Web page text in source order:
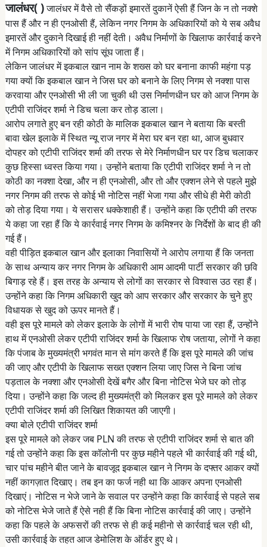
जालंधर( )जालंधर में वैसे तो सैंकड़ों इमारतें दुकानें ऐसी हैं जिन के न तो नक्शे
पास हैं और न ही एनओसी हैं, लेकिन नगर निगम के अधिकारियों को ये सब अवैध
इमारतें और दुकाने दिखाई ही नहीं देती। अवैध निर्माणों के खिलाफ कार्रवाई करने
में निगम अधिकारियों को सांप सूंघ जाता हैं।
लेकिन जालंधर में इकबाल खान नाम के शख्स को घर बनाना काफी महंगा पड़
गया क्यों कि इकबाल खान ने जिस घर को बनाने के लिए निगम से नक्शा पास
करवाया और एनओसी भी ली जा चुकी थी उस निर्माणधीन घर को आज निगम के
एटीपी राजिंदर शर्मा ने डिच चला कर तोड़ डाला।
आरोप लगाते हुए बन रही कोठी के मालिक इकबाल खान ने बताया कि बस्ती
बावा खेल इलाके में स्थित न्यू राज नगर में मेरा घर बन रहा था, आज बुधवार
दोपहर को एटीपी राजिंदर शर्मा की तरफ से मेरे निर्माणधीन घर पर डिच चलाकर
कुछ हिस्सा ध्वस्त किया गया। उन्होंने बताया कि एटीपी राजिंदर शर्मा ने न तो
कोठी का नक्शा देखा, और न ही एनओसी, और तो और एक्शन लेने से पहले मुझे
नगर निगम की तरफ से कोई भी नोटिस नहीं भेजा गया और सीधे ही मेरी कोठी
को तोड़ दिया गया। ये सरासर धक्केशाही हैं। उन्होंने कहा कि एटीपी की तरफ
ये कहा जा रहा हैं कि ये कार्रवाई नगर निगम के कमिश्नर के निर्देशों के बाद ही की
गई हैं।
वही पीड़ित इकबाल खान और इलाका निवासियों ने आरोप लगाया हैं कि जनता
के साथ अन्याय कर नगर निगम के अधिकारी आम आदमी पार्टी सरकार की छवि
बिगाड़ रहे हैं। इस तरह के अन्याय से लोगों का सरकार से विश्वास उठ रहा हैं।
उन्होंने कहा कि निगम अधिकारी खुद को आप सरकार और सरकार के चुने हुए
विधायक से खुद को ऊपर मानते हैं।
वही इस पूरे मामले को लेकर इलाके के लोगों में भारी रोष पाया जा रहा हैं, उन्होंने
हाथ में एनओसी लेकर एटीपी राजिंदर शर्मा के खिलाफ रोष जताया, लोगों ने कहा
कि पंजाब के मुख्यमंत्री भगवंत मान से मांग करते हैं कि इस पूरे मामले की जांच
की जाए और एटीपी के खिलाफ सख्त एक्शन लिया जाए जिस ने बिना जांच
पड़ताल के नक्शा और एनओसी देखें बगैर और बिना नोटिस भेजे घर को तोड़
दिया। उन्होंने कहा कि जल्द ही मुख्यमंत्री को मिलकर इस पूरे मामले को लेकर
एटीपी राजिंदर शर्मा की लिखित शिकायत की जाएगी।
क्या बोले एटीपी राजिंदर शर्मा
इस पूरे मामले को लेकर जब PLN की तरफ से एटीपी राजिंदर शर्मा से बात की
गई तो उन्होंने कहा कि इस कॉलोनी पर कुछ महीने पहले भी कार्रवाई की गई थी,
चार पांच महीने बीत जाने के बावजूद इकबाल खान ने निगम के दफ्तर आकर क्यों
नहीं कागज़ात दिखाए। तब इन का फर्ज नही था कि आकर अपना एनओसी
दिखाएं। नोटिस न भेजे जाने के सवाल पर उन्होंने कहा कि कार्रवाई से पहले सब
को नोटिस भेजे जाते हैं ऐसे नही हैं कि बिना नोटिस कार्रवाई की जाए। उन्होंने
कहा कि पहले के अफसरों की तरफ से ही कई महीनो से कार्रवाई चल रही थी,
उसी कार्रवाई के तहत आज डेमोलिश के ऑर्डर हुए थे।